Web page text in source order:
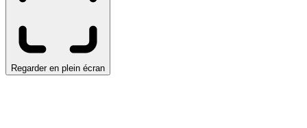
Regarder en plein écran